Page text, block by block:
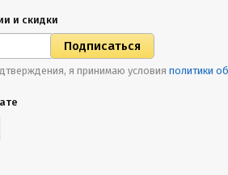
и скидки
я принимаю условия политики